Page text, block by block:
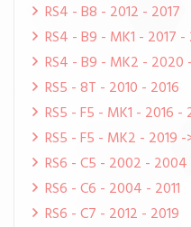
RS4 - B8 - 2012 - 2017
RS4 - B9 - MK1 - 2017 -
RS4 - B9 - MK2 - 2020
RS5 - 8T - 2010 - 2016
RS5 - F5 - MK1 - 2016 -
RS5 - F5 - MK2 - 2019 -
RS6 - C5 - 2002 - 2004
RS6 - C6 - 2004 - 2011
RS6 - C7 - 2012 - 2019